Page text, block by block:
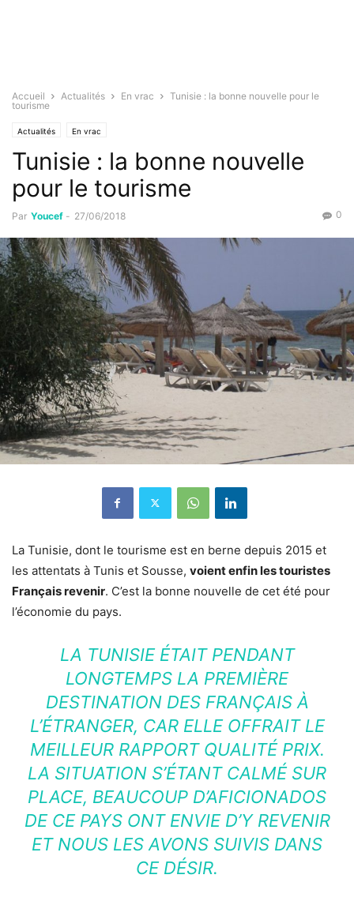
Accueil Actualités En vrac
Tunisie : la bonne nouvelle pour le
tourisme
Actualités En vrac
Tunisie : la bonne nouvelle
pour le tourisme
Par Youcef - 27/06/2018 0
La Tunisie, dont le tourisme est en berne depuis 2015 et
les attentats à Tunis et Sousse, voient enfin les touristes
Français revenir. C’est la bonne nouvelle de cet été pour
l’économie du pays.
LA TUNISIE ÉTAIT PENDANT
LONGTEMPS LA PREMIÈRE
DESTINATION DES FRANÇAIS À
L’ÉTRANGER, CAR ELLE OFFRAIT LE
MEILLEUR RAPPORT QUALITÉ PRIX.
LA SITUATION S’ÉTANT CALMÉ SUR
PLACE, BEAUCOUP D’AFICIONADOS
DE CE PAYS ONT ENVIE D’Y REVENIR
ET NOUS LES AVONS SUIVIS DANS
CE DÉSIR.